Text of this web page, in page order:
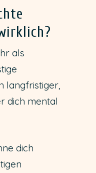
als
langfristiger,
dich mental
dich